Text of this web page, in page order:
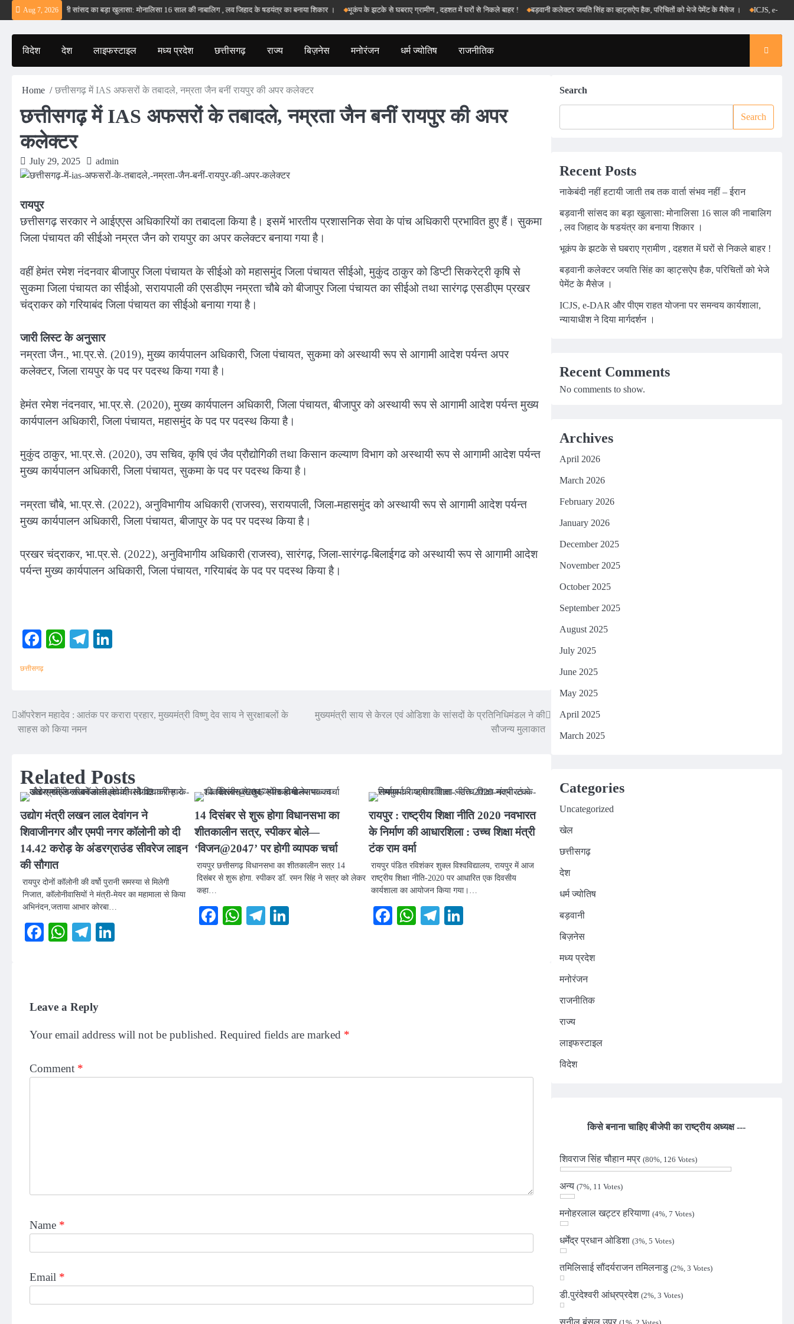
Skip
to
content
Aug 7, 2026
ईरान बड़वानी सांसद का बड़ा खुलासा: मोनालिसा 16 साल की नाबालिग , लव जिहाद के षडयंत्र का बनाया शिकार । भूकंप के झटके से घबराए ग्रामीण , दहशत में घरों से निकले बाहर ! बड़वानी कलेक्टर जयति सिंह का व्हाट्सऐप हैक, परिचितों को भेजे पेमेंट के मैसेज । ICJS, e-DAR और
विदेश देश लाइफस्टाइल मध्य प्रदेश छत्तीसगढ़ राज्य बिज़नेस मनोरंजन धर्म ज्योतिष राजनीतिक
Home छत्तीसगढ़ में IAS अफसरों के तबादले, नम्रता जैन बनीं रायपुर की अपर कलेक्टर
छत्तीसगढ़ में IAS अफसरों के तबादले, नम्रता जैन बनीं रायपुर की अपर
कलेक्टर
July 29, 2025 admin
रायपुर
छत्तीसगढ़ सरकार ने आईएएस अधिकारियों का तबादला किया है। इसमें भारतीय प्रशासनिक सेवा के पांच अधिकारी प्रभावित हुए हैं। सुकमा
जिला पंचायत की सीईओ नम्रत जैन को रायपुर का अपर कलेक्टर बनाया गया है।
वहीं हेमंत रमेश नंदनवार बीजापुर जिला पंचायत के सीईओ को महासमुंद जिला पंचायत सीईओ, मुकुंद ठाकुर को डिप्टी सिकरेट्री कृषि से
सुकमा जिला पंचायत का सीईओ, सरायपाली की एसडीएम नम्रता चौबे को बीजापुर जिला पंचायत का सीईओ तथा सारंगढ़ एसडीएम प्रखर
चंद्राकर को गरियाबंद जिला पंचायत का सीईओ बनाया गया है।
जारी लिस्ट के अनुसार
नम्रता जैन., भा.प्र.से. (2019), मुख्य कार्यपालन अधिकारी, जिला पंचायत, सुकमा को अस्थायी रूप से आगामी आदेश पर्यन्त अपर
कलेक्टर, जिला रायपुर के पद पर पदस्थ किया गया है।
हेमंत रमेश नंदनवार, भा.प्र.से. (2020), मुख्य कार्यपालन अधिकारी, जिला पंचायत, बीजापुर को अस्थायी रूप से आगामी आदेश पर्यन्त मुख्य
कार्यपालन अधिकारी, जिला पंचायत, महासमुंद के पद पर पदस्थ किया है।
मुकुंद ठाकुर, भा.प्र.से. (2020), उप सचिव, कृषि एवं जैव प्रौद्योगिकी तथा किसान कल्याण विभाग को अस्थायी रूप से आगामी आदेश पर्यन्त
मुख्य कार्यपालन अधिकारी, जिला पंचायत, सुकमा के पद पर पदस्थ किया है।
नम्रता चौबे, भा.प्र.से. (2022), अनुविभागीय अधिकारी (राजस्व), सरायपाली, जिला-महासमुंद को अस्थायी रूप से आगामी आदेश पर्यन्त
मुख्य कार्यपालन अधिकारी, जिला पंचायत, बीजापुर के पद पर पदस्थ किया है।
प्रखर चंद्राकर, भा.प्र.से. (2022), अनुविभागीय अधिकारी (राजस्व), सारंगढ़, जिला-सारंगढ़-बिलाईगढ को अस्थायी रूप से आगामी आदेश
पर्यन्त मुख्य कार्यपालन अधिकारी, जिला पंचायत, गरियाबंद के पद पर पदस्थ किया है।
Facebook
WhatsApp
Telegram
छत्तीसगढ़
Post
ऑपरेशन महादेव : आतंक पर करारा प्रहार, मुख्यमंत्री विष्णु देव साय ने सुरक्षाबलों के
साहस को किया नमन
मुख्यमंत्री साय से केरल एवं ओडिशा के सांसदों के प्रतिनिधिमंडल ने की
सौजन्य मुलाकात
Related Posts
उद्योग मंत्री लखन लाल देवांगन ने
शिवाजीनगर और एमपी नगर कॉलोनी को दी
14.42 करोड़ के अंडरग्राउंड सीवरेज लाइन
की सौगात
रायपुर दोनों कॉलोनी की वर्षो पुरानी समस्या से मिलेगी
निजात, कॉलोनीवासियों ने मंत्री-मेयर का महामाला से किया
अभिनंदन,जताया आभार कोरबा…
Facebook
WhatsApp
Telegram
14 दिसंबर से शुरू होगा विधानसभा का
शीतकालीन सत्र, स्पीकर बोले—
‘विजन@2047’ पर होगी व्यापक चर्चा
रायपुर छत्तीसगढ़ विधानसभा का शीतकालीन सत्र 14
दिसंबर से शुरू होगा. स्पीकर डॉ. रमन सिंह ने सत्र को लेकर
कहा…
Facebook
WhatsApp
Telegram
रायपुर : राष्ट्रीय शिक्षा नीति 2020 नवभारत
के निर्माण की आधारशिला : उच्च शिक्षा मंत्री
टंक राम वर्मा
रायपुर पंडित रविशंकर शुक्ल विश्वविद्यालय, रायपुर में आज
राष्ट्रीय शिक्षा नीति-2020 पर आधारित एक दिवसीय
कार्यशाला का आयोजन किया गया।…
Facebook
WhatsApp
Telegram
Leave a Reply
Your email address will not be published. Required fields are marked *
Comment *
Name *
Email *
Search
Search
Recent Posts
नाकेबंदी नहीं हटायी जाती तब तक वार्ता संभव नहीं – ईरान
बड़वानी सांसद का बड़ा खुलासा: मोनालिसा 16 साल की नाबालिग
, लव जिहाद के षडयंत्र का बनाया शिकार ।
भूकंप के झटके से घबराए ग्रामीण , दहशत में घरों से निकले बाहर !
बड़वानी कलेक्टर जयति सिंह का व्हाट्सऐप हैक, परिचितों को भेजे
पेमेंट के मैसेज ।
ICJS, e-DAR और पीएम राहत योजना पर समन्वय कार्यशाला,
न्यायाधीश ने दिया मार्गदर्शन ।
Recent Comments
No comments to show.
Archives
April 2026
March 2026
February 2026
January 2026
December 2025
November 2025
October 2025
September 2025
August 2025
July 2025
June 2025
May 2025
April 2025
March 2025
Categories
Uncategorized
खेल
छत्तीसगढ़
देश
धर्म ज्योतिष
बड़वानी
बिज़नेस
मध्य प्रदेश
मनोरंजन
राजनीतिक
राज्य
लाइफस्टाइल
विदेश
किसे बनाना चाहिए बीजेपी का राष्ट्रीय अध्यक्ष ---
शिवराज सिंह चौहान मप्र (80%, 126 Votes)
अन्य (7%, 11 Votes)
मनोहरलाल खट्टर हरियाणा (4%, 7 Votes)
धर्मेंद्र प्रधान ओडिशा (3%, 5 Votes)
तमिलिसाई सौंदर्यराजन तमिलनाडु (2%, 3 Votes)
डी.पुरंदेश्वरी आंध्रप्रदेश (2%, 3 Votes)
सुनील बंसल उप्र